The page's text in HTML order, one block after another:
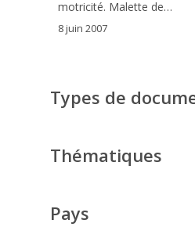
motricité. Malette de…
8 juin 2007
Types de
Thématiques
Pays